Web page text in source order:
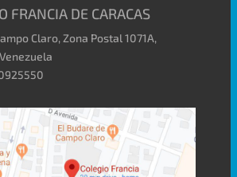
FRANCIA DE CARACAS
Claro, Zona Postal 1071A,